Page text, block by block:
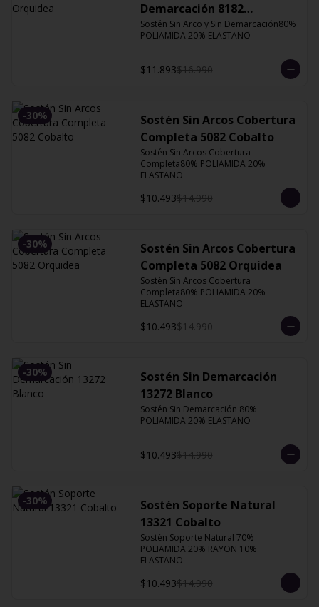
Demarcación 8182
Orquidea
Sostén Sin Arco y Sin Demarcación80%
POLIAMIDA 20% ELASTANO
$11.893$16.990
-30%
Sostén Sin Arcos Cobertura
Completa 5082 Cobalto
Sostén Sin Arcos Cobertura
Completa80% POLIAMIDA 20%
ELASTANO
$10.493$14.990
-30%
Sostén Sin Arcos Cobertura
Completa 5082 Orquidea
Sostén Sin Arcos Cobertura
Completa80% POLIAMIDA 20%
ELASTANO
$10.493$14.990
-30%
Sostén Sin Demarcación
13272 Blanco
Sostén Sin Demarcación 80%
POLIAMIDA 20% ELASTANO
$10.493$14.990
-30%
Sostén Soporte Natural
13321 Cobalto
Sostén Soporte Natural 70%
POLIAMIDA 20% RAYON 10%
ELASTANO
$10.493$14.990